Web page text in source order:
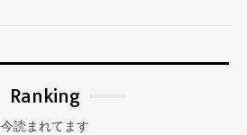
Ranking
今読まれてます